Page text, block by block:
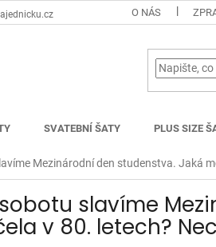
O NÁS
SVATEBNÍ ŠATY PLUS SIZE
Mezinárodní den studenstva. Jaká
slavíme
v 80. letech?